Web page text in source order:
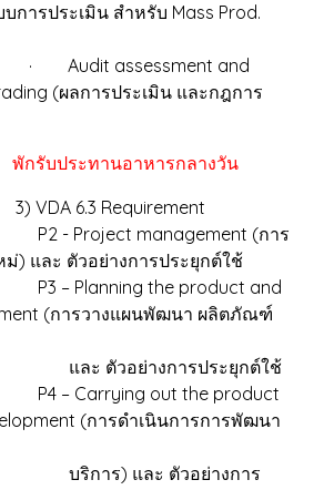
การประเมิน สำหรับ Mass Prod.
and
(ผลการประเมิน และกฎการ
พักรับประทานอาหารกลางวัน
VDA 6.3 Requirement
management (การ
) และ ตัวอย่างการประยุกต์ใช้
the product and
(การวางแผนพัฒนา ผลิตภัณฑ์
างการประยุกต์ใช้
out the product
(การดำเนินการการพัฒนา
ละ ตัวอย่างการ